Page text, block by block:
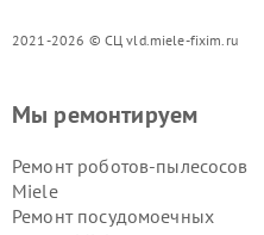
2021-2026 © СЦ vld.miele-fixim.ru
Мы ремонтируем
Ремонт роботов-пылесосов
Miele
Ремонт посудомоечных